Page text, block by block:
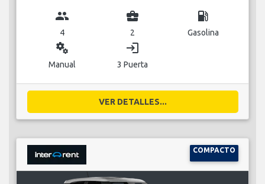
group
4
business_center
2
local_gas_station
Gasolina
miscellaneous_services
Manual
login
3 Puerta
VER DETALLES...
COMPACTO